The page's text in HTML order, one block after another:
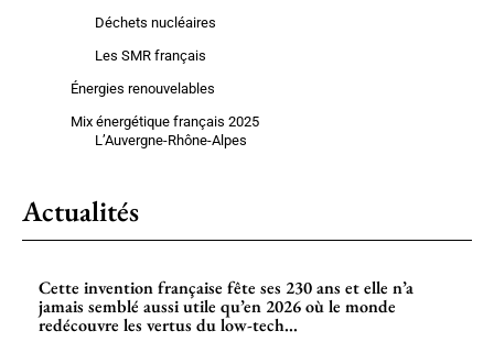
Déchets nucléaires
Les SMR français
Énergies renouvelables
Mix énergétique français 2025
L’Auvergne-Rhône-Alpes
Actualités
Cette invention française fête ses 230 ans et elle n’a
jamais semblé aussi utile qu’en 2026 où le monde
redécouvre les vertus du low-tech...